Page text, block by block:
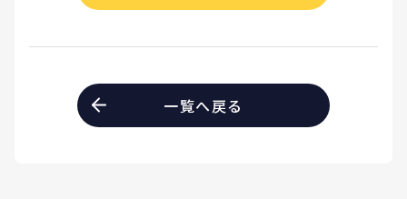
一覧へ戻る